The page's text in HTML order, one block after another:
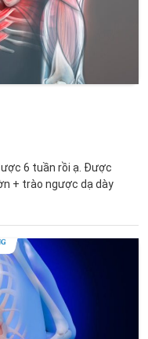
6 tuần rồi ạ. Được
+ trào ngược dạ dày